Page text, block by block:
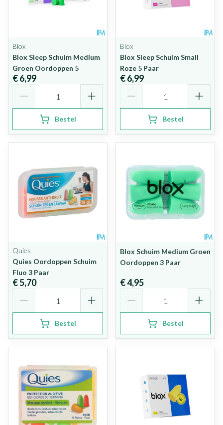
Blox
Blox Sleep Schuim Medium
Groen Oordoppen 5
€ 6,99
Bestel
Blox
Blox Sleep Schuim Small
Roze 5 Paar
€ 6,99
Bestel
Quies
Quies Oordoppen Schuim
Fluo 3 Paar
€ 5,70
Bestel
Blox Schuim Medium Groen
Oordoppen 3 Paar
€ 4,95
Bestel